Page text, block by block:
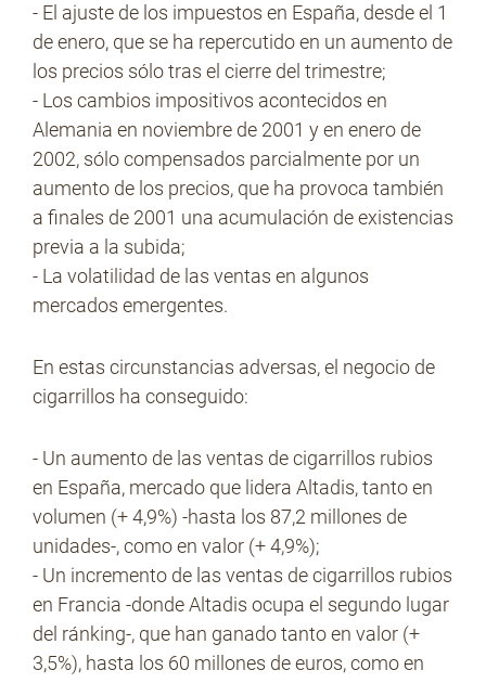
- El ajuste de los impuestos en España, desde el 1
de enero, que se ha repercutido en un aumento de
los precios sólo tras el cierre del trimestre;
- Los cambios impositivos acontecidos en
Alemania en noviembre de 2001 y en enero de
2002, sólo compensados parcialmente por un
aumento de los precios, que ha provoca también
a finales de 2001 una acumulación de existencias
previa a la subida;
- La volatilidad de las ventas en algunos
mercados emergentes.
En estas circunstancias adversas, el negocio de
cigarrillos ha conseguido:
- Un aumento de las ventas de cigarrillos rubios
en España, mercado que lidera Altadis, tanto en
volumen (+ 4,9%) -hasta los 87,2 millones de
unidades-, como en valor (+ 4,9%);
- Un incremento de las ventas de cigarrillos rubios
en Francia -donde Altadis ocupa el segundo lugar
del ránking-, que han ganado tanto en valor (+
3,5%), hasta los 60 millones de euros, como en